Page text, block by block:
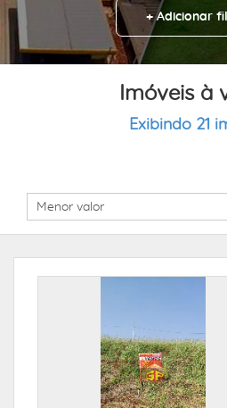
+ Adicionar
Imóveis à
Exibindo 21